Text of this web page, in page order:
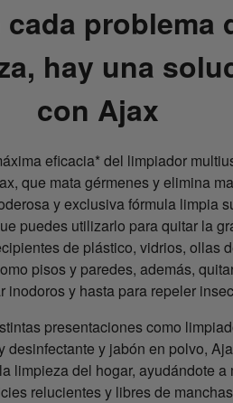
cada problema
hay una
con Ajax
eficacia* del limpiador
que mata gérmenes y elimina
y exclusiva fórmula limpia
puedes utilizarlo para quitar la
de plástico, vidrios, ollas
pisos y paredes, además,
inodoros y hasta para repeler
presentaciones como
desinfectante y jabón en polvo,
limpieza del hogar, ayudándote a
relucientes y libres de